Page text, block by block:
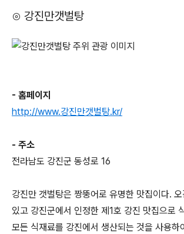
⊙ 강진만갯벌탕
- 홈페이지
http://www.강진만갯벌탕.kr/
- 주소
전라남도 강진군 동성로 16
강진만 갯벌탕은 짱뚱어로 유명한 맛집이다. 오
있고 강진군에서 인정한 제1호 강진 맛집으로
모든 식재료를 강진에서 생산되는 것을 사용